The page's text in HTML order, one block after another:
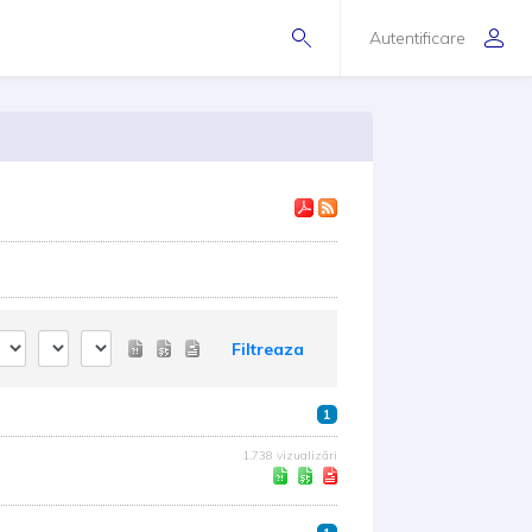
Autentificare
Filtreaza
1
1.738 vizualizări